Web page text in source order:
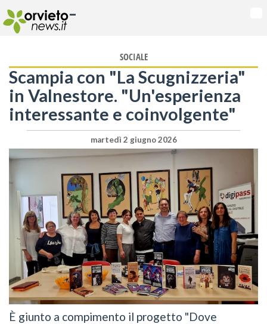
-
SOCIALE
Scampia con "La Scugnizzeria"
in Valnestore. "Un'esperienza
interessante e coinvolgente"
martedì 2 giugno 2026
È giunto a compimento il progetto "Dove